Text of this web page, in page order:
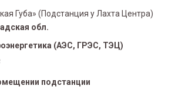
Губа» (Подстанция у Лахта Центра)
обл.
(АЭС, ГРЭС, ТЭЦ)
подстанции